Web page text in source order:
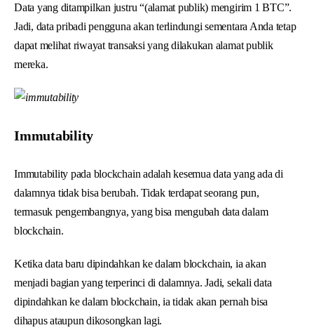
Data yang ditampilkan justru “(alamat publik) mengirim 1 BTC”.
Jadi, data pribadi pengguna akan terlindungi sementara Anda tetap
dapat melihat riwayat transaksi yang dilakukan alamat publik
mereka.
Immutability
Immutability pada blockchain adalah kesemua data yang ada di
dalamnya tidak bisa berubah. Tidak terdapat seorang pun,
termasuk pengembangnya, yang bisa mengubah data dalam
blockchain.
Ketika data baru dipindahkan ke dalam blockchain, ia akan
menjadi bagian yang terperinci di dalamnya. Jadi, sekali data
dipindahkan ke dalam blockchain, ia tidak akan pernah bisa
dihapus ataupun dikosongkan lagi.